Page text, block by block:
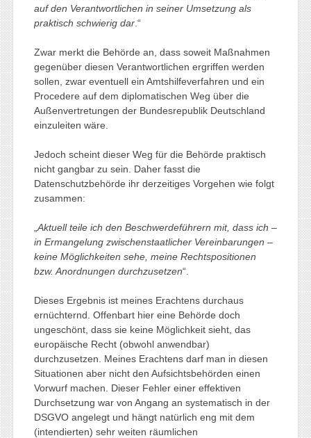
auf den Verantwortlichen in seiner Umsetzung als
praktisch schwierig dar.“
Zwar merkt die Behörde an, dass soweit Maßnahmen
gegenüber diesen Verantwortlichen ergriffen werden
sollen, zwar eventuell ein Amtshilfeverfahren und ein
Procedere auf dem diplomatischen Weg über die
Außenvertretungen der Bundesrepublik Deutschland
einzuleiten wäre.
Jedoch scheint dieser Weg für die Behörde praktisch
nicht gangbar zu sein. Daher fasst die
Datenschutzbehörde ihr derzeitiges Vorgehen wie folgt
zusammen:
Aktuell teile ich den Beschwerdeführern mit, dass ich –
in Ermangelung zwischenstaatlicher Vereinbarungen –
keine Möglichkeiten sehe, meine Rechtspositionen
bzw. Anordnungen durchzusetzen“.
Dieses Ergebnis ist meines Erachtens durchaus
ernüchternd. Offenbart hier eine Behörde doch
ungeschönt, dass sie keine Möglichkeit sieht, das
europäische Recht (obwohl anwendbar)
durchzusetzen. Meines Erachtens darf man in diesen
Situationen aber nicht den Aufsichtsbehörden einen
Vorwurf machen. Dieser Fehler einer effektiven
Durchsetzung war von Angang an systematisch in der
DSGVO angelegt und hängt natürlich eng mit dem
(intendierten) sehr weiten räumlichen